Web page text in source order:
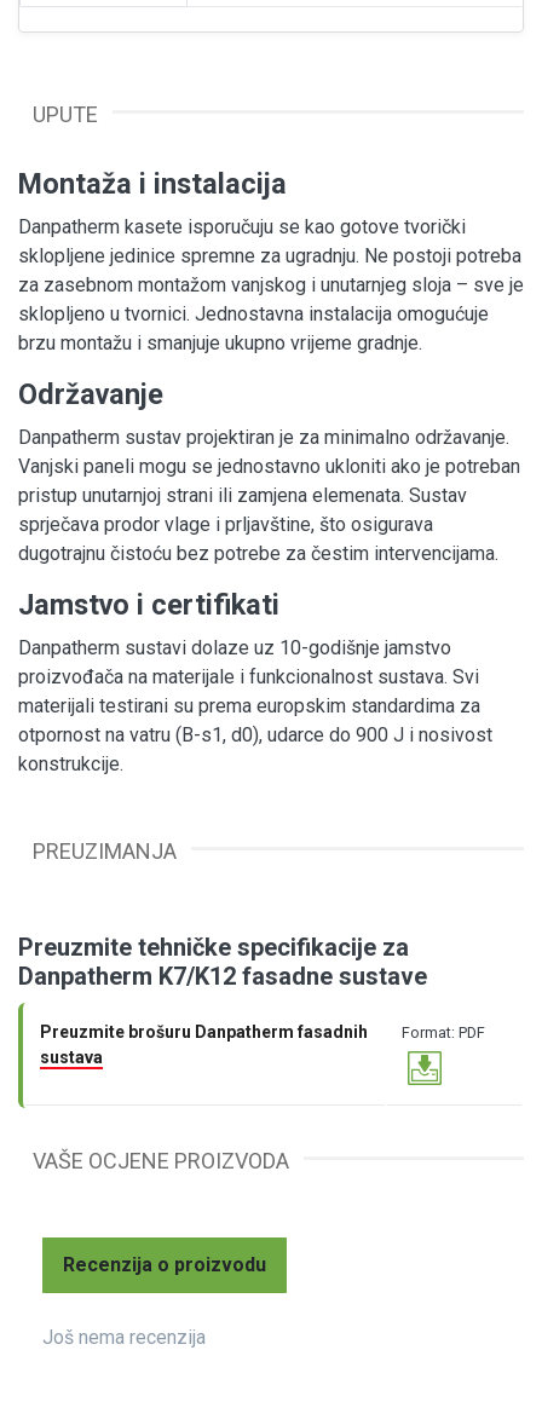
UPUTE
Montaža i instalacija
Danpatherm kasete isporučuju se kao gotove tvorički
sklopljene jedinice spremne za ugradnju. Ne postoji potreba
za zasebnom montažom vanjskog i unutarnjeg sloja – sve je
sklopljeno u tvornici. Jednostavna instalacija omogućuje
brzu montažu i smanjuje ukupno vrijeme gradnje.
Održavanje
Danpatherm sustav projektiran je za minimalno održavanje.
Vanjski paneli mogu se jednostavno ukloniti ako je potreban
pristup unutarnjoj strani ili zamjena elemenata. Sustav
sprječava prodor vlage i prljavštine, što osigurava
dugotrajnu čistoću bez potrebe za čestim intervencijama.
Jamstvo i certifikati
Danpatherm sustavi dolaze uz 10-godišnje jamstvo
proizvođača na materijale i funkcionalnost sustava. Svi
materijali testirani su prema europskim standardima za
otpornost na vatru (B-s1, d0), udarce do 900 J i nosivost
konstrukcije.
PREUZIMANJA
Preuzmite tehničke specifikacije za
Danpatherm K7/K12 fasadne sustave
Preuzmite brošuru Danpatherm fasadnih
sustava
Format: PDF
VAŠE OCJENE PROIZVODA
Recenzija o proizvodu
Još nema recenzija